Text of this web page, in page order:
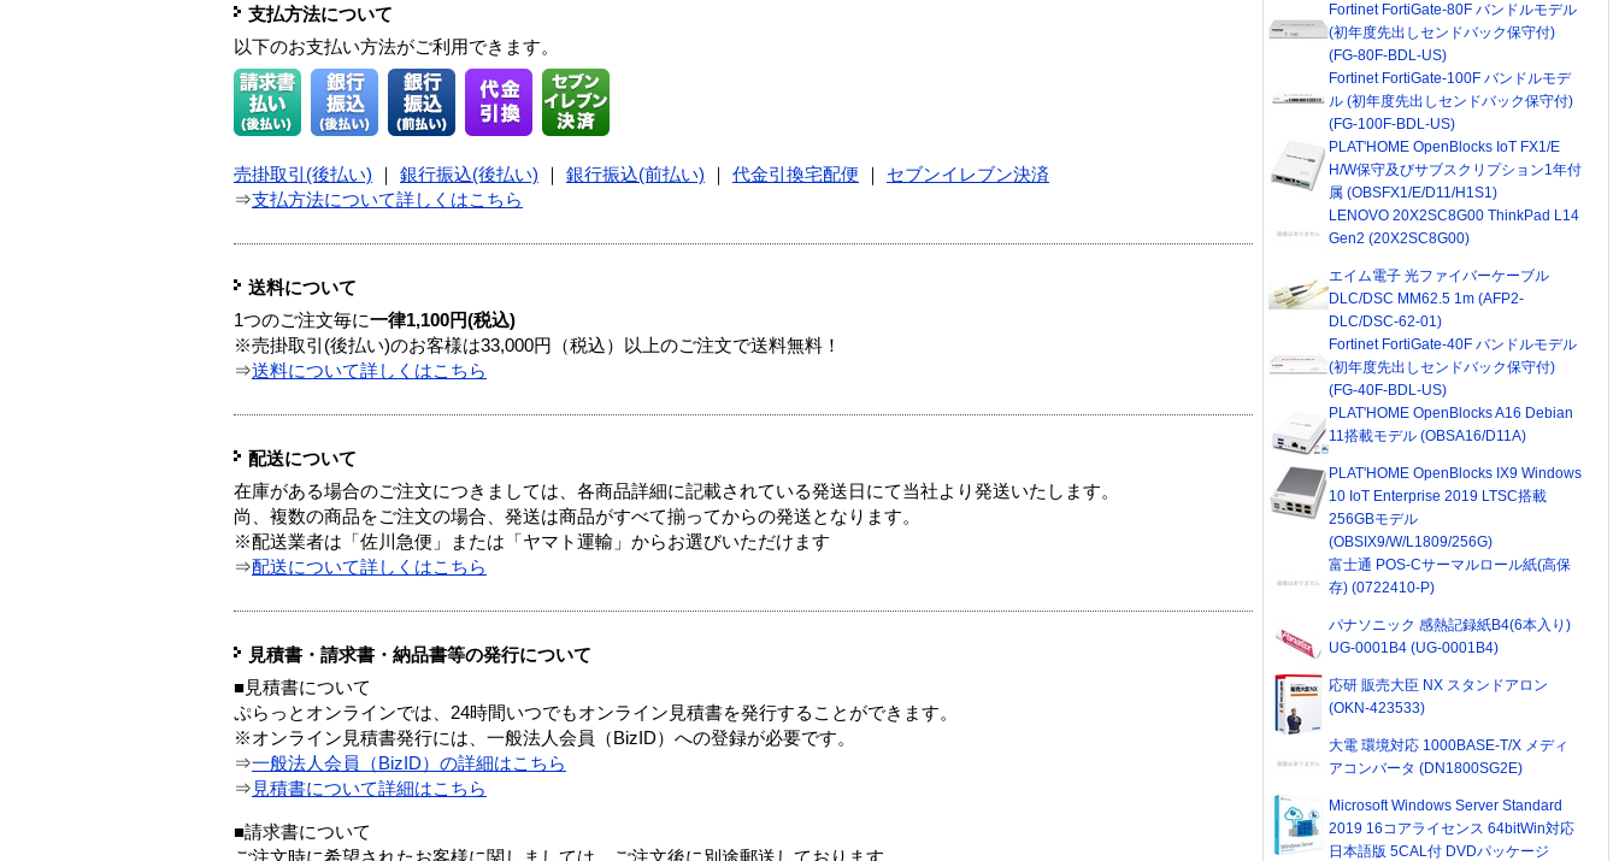
支払方法について
以下のお支払い方法がご利用できます。
売掛取引(後払い) 銀行振込(後払い) 銀行振込(前払い) 代金引換宅配便
セブンイレブン決済
⇒支払方法について詳しくはこちら
送料について
1つのご注文毎に一律1,100円(税込)
※売掛取引(後払い)のお客様は33,000円（税込）以上のご注文で送料無料！
⇒送料について詳しくはこちら
配送について
在庫がある場合のご注文につきましては、各商品詳細に記載されている発送日にて当社より発送いたします。
尚、複数の商品をご注文の場合、発送は商品がすべて揃ってからの発送となります。
※配送業者は「佐川急便」または「ヤマト運輸」からお選びいただけます
⇒配送について詳しくはこちら
見積書・請求書・納品書等の発行について
■見積書について
ぷらっとオンラインでは、24時間いつでもオンライン見積書を発行することができます。
※オンライン見積書発行には、一般法人会員（BizID）への登録が必要です。
⇒一般法人会員（BizID）の詳細はこちら
⇒ 見積書について詳細はこちら
■請求書について
Fortinet FortiGate-80F バンドルモデル
(初年度先出しセンドバック保守付)
(FG-80F-BDL-US)
Fortinet FortiGate-100F バンドルモデ
ル (初年度先出しセンドバック保守付)
(FG-100F-BDL-US)
PLAT'HOME OpenBlocks IoT FX1/E
H/W保守及びサブスクリプション1年付
属 (OBSFX1/E/D11/H1S1)
LENOVO 20X2SC8G00 ThinkPad L14
Gen2 (20X2SC8G00)
エイム電子 光ファイバーケーブル
DLC/DSC MM62.5 1m (AFP2-
DLC/DSC-62-01)
Fortinet FortiGate-40F バンドルモデル
(初年度先出しセンドバック保守付)
(FG-40F-BDL-US)
PLAT'HOME OpenBlocks A16 Debian
11搭載モデル (OBSA16/D11A)
PLAT'HOME OpenBlocks IX9 Windows
10 IoT Enterprise 2019 LTSC搭載
256GBモデル
(OBSIX9/W/L1809/256G)
富士通 POS-Cサーマルロール紙(高保
存) (0722410-P)
パナソニック 感熱記録紙B4(6本入り)
UG-0001B4 (UG-0001B4)
応研 販売大臣 NX スタンドアロン
(OKN-423533)
大電 環境対応 1000BASE-T/X メディ
アコンバータ (DN1800SG2E)
Microsoft Windows Server Standard
2019 16コアライセンス 64bitWin対応
日本語版 5CAL付 DVDパッケージ